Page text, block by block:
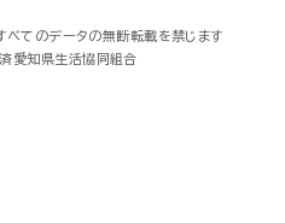
べてのデータの無断転載を禁じます
知県生活協同組合